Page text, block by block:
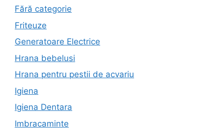
Fără categorie
Friteuze
Generatoare Electrice
Hrana bebelusi
Hrana pentru pestii de acvariu
Igiena
Igiena Dentara
Imbracaminte